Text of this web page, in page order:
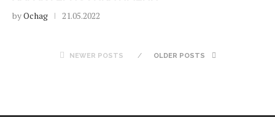
byOchag 21.05.2022
NEWER POSTS OLDER POSTS